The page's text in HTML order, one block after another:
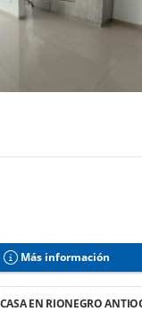
Más información
EN RIONEGRO